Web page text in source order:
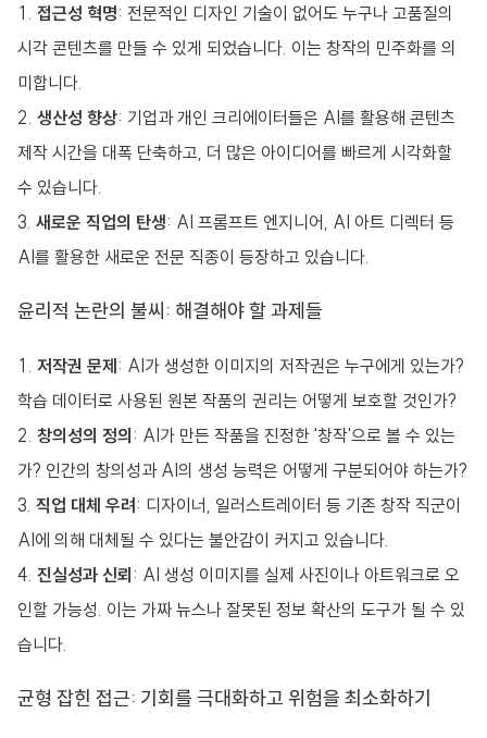
접근성 혁명: 전문적인 디자인 기술이 없어도 누구나 고품질의
시각 콘텐츠를 만들 수 있게 되었습니다. 이는 창작의 민주화를 의
미합니다.
생산성 향상: 기업과 개인 크리에이터들은 AI를 활용해 콘텐츠
제작 시간을 대폭 단축하고, 더 많은 아이디어를 빠르게 시각화할
수 있습니다.
새로운 직업의 탄생: AI 프롬프트 엔지니어, AI 아트 디렉터 등
AI를 활용한 새로운 전문 직종이 등장하고 있습니다.
윤리적 논란의 불씨: 해결해야 할 과제들
저작권 문제: AI가 생성한 이미지의 저작권은 누구에게 있는가?
학습 데이터로 사용된 원본 작품의 권리는 어떻게 보호할 것인가?
창의성의 정의 : AI가 만든 작품을 진정한 '창작'으로 볼 수 있는
가? 인간의 창의성과 AI의 생성 능력은 어떻게 구분되어야 하는가?
직업 대체 우려: 디자이너, 일러스트레이터 등 기존 창작 직군이
AI에 의해 대체될 수 있다는 불안감이 커지고 있습니다.
진실성과 신뢰 : AI 생성 이미지를 실제 사진이나 아트워크로 오
인할 가능성. 이는 가짜 뉴스나 잘못된 정보 확산의 도구가 될 수 있
습니다.
균형 잡힌 접근: 기회를 극대화하고 위험을 최소화하기